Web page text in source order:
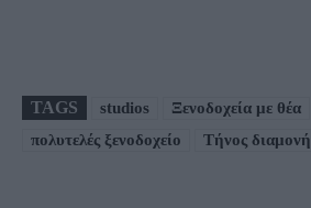
TAGS studios
Ξενοδοχεία με θέα
πολυτελές ξενοδοχείο
Τήνος διαμονή